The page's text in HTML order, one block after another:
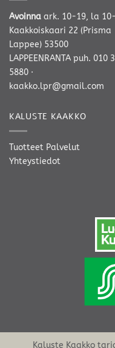
Avoinna ark. 10-19, la
Kaakkoiskaari 22 (Prisma
Lappee) 53500
LAPPEENRANTA puh. 010
5880 ·
kaakko.lpr@gmail.com
KALUSTE KAAKKO
Tuotteet Palvelut
Yhteystiedot
Kaluste Kaakko